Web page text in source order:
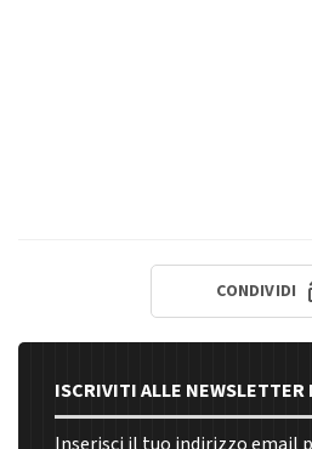
CONDIVIDI
ISCRIVITI ALLE NEWSLETTER